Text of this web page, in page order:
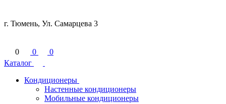
г. Тюмень, Ул. Самарцева 3
0 0
0
Каталог
Кондиционеры
Настенные кондиционеры
Мобильные кондиционеры